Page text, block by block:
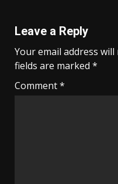
Leave a Reply
Your email address
fields are marked *
Comment*